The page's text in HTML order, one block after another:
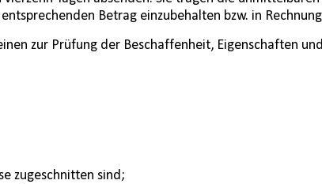
Betrag einzubehalten bzw. in
zur Prüfung der Beschaffenheit, Eigenschaften
zugeschnitten sind;